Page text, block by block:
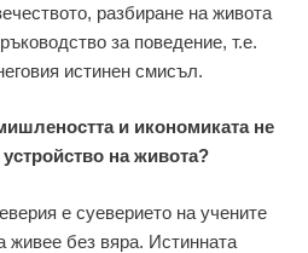
разбиране на живота
за поведение, т.е.
истинен смисъл.
и икономиката не
на живота?
е суеверието на учените
живее без вяра. Истинната